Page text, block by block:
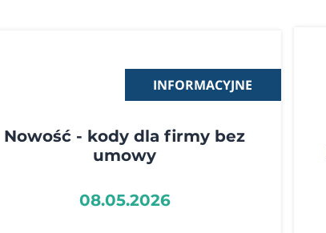
INFORMACYJNE
Nowość - kody dla firmy bez
umowy
08.05.2026